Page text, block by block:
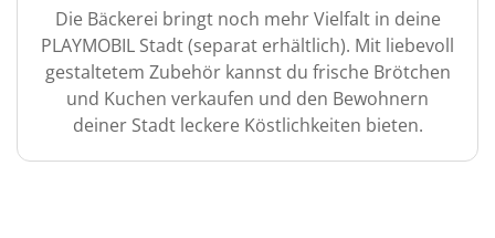
Die Bäckerei bringt noch mehr Vielfalt in deine
PLAYMOBIL Stadt (separat erhältlich). Mit liebevoll
gestaltetem Zubehör kannst du frische Brötchen
und Kuchen verkaufen und den Bewohnern
deiner Stadt leckere Köstlichkeiten bieten.